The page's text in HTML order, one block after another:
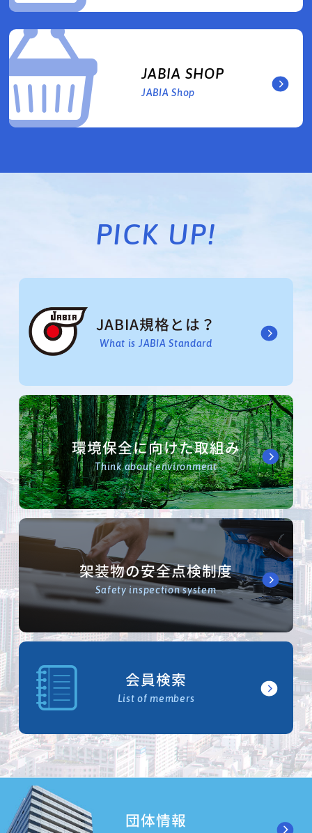
JABIA SHOP
JABIA Shop
PICK UP!
JABIA規格とは？
What is JABIA Standard
環境保全に向けた取組み
Think about environment
架装物の安全点検制度
Safety inspection system
会員検索
List of members
団体情報